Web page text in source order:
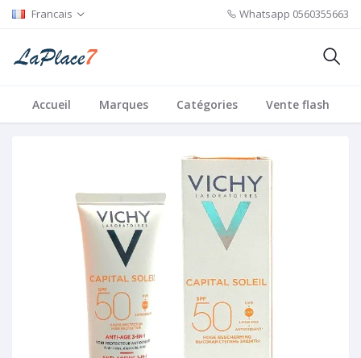
Francais Whatsapp 0560355663
Accueil Marques Catégories Vente flash